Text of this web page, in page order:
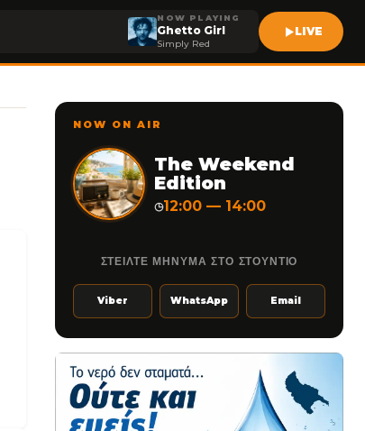
NOW PLAYING
Ghetto Girl
Simply Red
LIVE
NOW ON AIR
The Weekend
Edition
◷12:00 — 14:00
ΣΤΕΙΛΤΕ ΜΗΝΥΜΑ ΣΤΟ ΣΤΟΥΝΤΙΟ
Viber WhatsApp Email